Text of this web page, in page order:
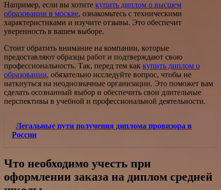
Например, если вы хотите купить диплом о высшем
образовании в москве, ознакомьтесь с техническими
характеристиками и изучите отзывы. Это обеспечит
уверенность в вашем выборе.
Стоит обратить внимание на компании, которые
предоставляют образцы работ и подтверждают свою
профессиональность. Так, перед тем как купить диплом о
образовании, обязательно исследуйте вопрос, чтобы не
наткнуться на неоднозначные организации. Это поможет вам
сделать осознанный выбор и обеспечить свои длительные
перспективы в учебной и профессиональной деятельности.
Легальные пути получения диплома провизора в
России
Что необходимо учесть при
оформлении заказа на диплом средней